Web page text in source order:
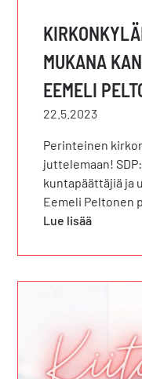
MUKANA
EEMELI
22.5.2023
Perinteinen
juttelemaan!
kuntapäättäjiä ja
Eemeli Peltonen
Lue lisää